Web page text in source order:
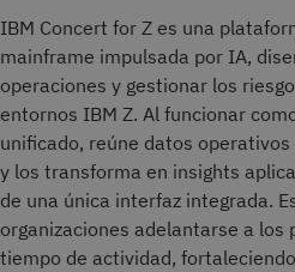
IBM Concert for Z es una
mainframe impulsada por IA,
operaciones y gestionar los
entornos IBM Z. Al funcionar
unificado, reúne datos
y los transforma en insights
de una única interfaz integrada.
organizaciones adelantarse a los
tiempo de actividad,